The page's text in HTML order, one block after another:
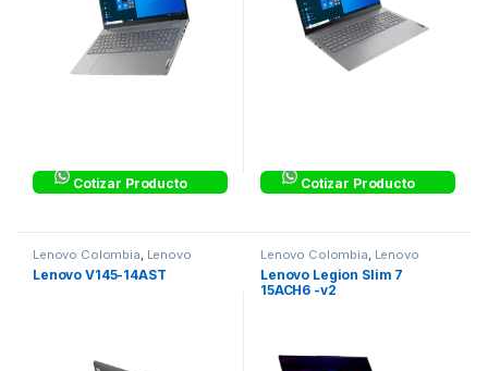
Cotizar Producto Cotizar Producto
Lenovo Colombia Lenovo
Lenovo V145-14AST
Lenovo Colombia Lenovo
Lenovo Legion Slim 7
15ACH6 -v2